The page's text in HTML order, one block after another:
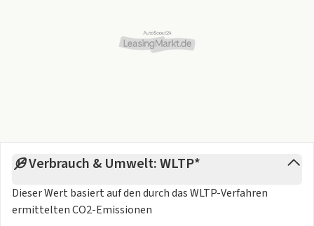
Verbrauch & Umwelt: WLTP*
Dieser Wert basiert auf den durch dasWLTP-Verfahren
ermittelten CO2-Emissionen